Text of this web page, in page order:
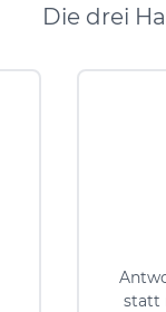
Die drei
statt